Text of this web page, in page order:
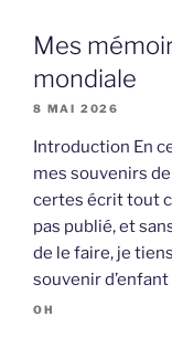
Mes
mondiale
8 MAI 2026
Introduction En
mes souvenirs
certes écrit tout
pas publié, et
de le faire, je
souvenir d’enfant
OH